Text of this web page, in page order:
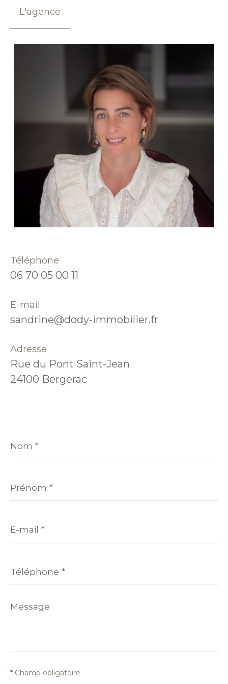
L'agence
Téléphone
06 70 05 00 11
E-mail
sandrine@dody-immobilier.fr
Adresse
Rue du Pont Saint-Jean
24100 Bergerac
*
*
mail
*
*
Message
*
* Champ obligatoire